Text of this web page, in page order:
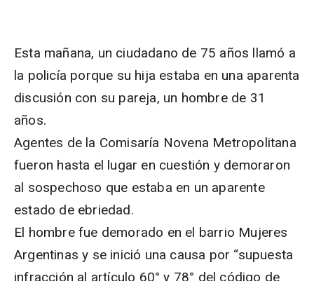
Esta mañana, un ciudadano de 75 años llamó a
la policía porque su hija estaba en una aparenta
discusión con su pareja, un hombre de 31
años.
Agentes de la Comisaría Novena Metropolitana
fueron hasta el lugar en cuestión y demoraron
al sospechoso que estaba en un aparente
estado de ebriedad.
El hombre fue demorado en el barrio Mujeres
Argentinas y se inició una causa por “supuesta
infracción al artículo 60° y 78° del código de